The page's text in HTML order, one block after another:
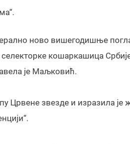
ново вишегодишње
кошаркашица
је Маљковић.
Црвене звезде и изразила је